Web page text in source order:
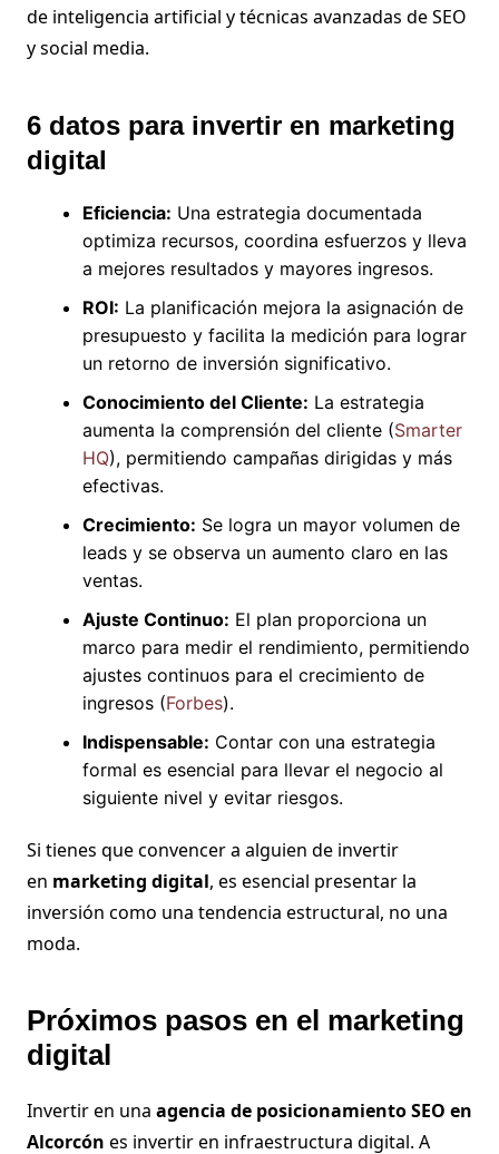
de inteligencia artificial y técnicas avanzadas de SEO
y social media.
6 datos para invertir en marketing
digital
Eficiencia: Una estrategia documentada
optimiza recursos, coordina esfuerzos y lleva
a mejores resultados y mayores ingresos.
ROI: La planificación mejora la asignación de
presupuesto y facilita la medición para lograr
un retorno de inversión significativo.
Conocimiento del Cliente: La estrategia
aumenta la comprensión del cliente (Smarter
HQ), permitiendo campañas dirigidas y más
efectivas.
Crecimiento: Se logra un mayor volumen de
leads y se observa un aumento claro en las
ventas.
Ajuste Continuo: El plan proporciona un
marco para medir el rendimiento, permitiendo
ajustes continuos para el crecimiento de
ingresos (Forbes).
Indispensable: Contar con una estrategia
formal es esencial para llevar el negocio al
siguiente nivel y evitar riesgos.
Si tienes que convencer a alguien de invertir
en marketing digital, es esencial presentar la
inversión como una tendencia estructural, no una
moda.
Próximos pasos en el marketing
digital
Invertir en una agencia de posicionamiento SEO en
Alcorcón es invertir en infraestructura digital. A